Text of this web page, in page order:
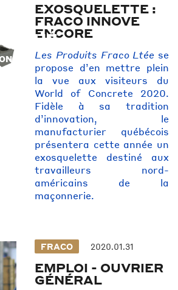
EXOSQUELETTE :
FRACO INNOVE
ENCORE
Les Produits Fraco Ltée se
propose d’en mettre plein
la vue aux visiteurs du
World of Concrete 2020.
Fidèle à sa tradition
d’innovation, le
manufacturier québécois
présentera cette année un
exosquelette destiné aux
travailleurs nord-
américains de la
maçonnerie.
FRACO 2020.01.31
EMPLOI - OUVRIER
GÉNÉRAL